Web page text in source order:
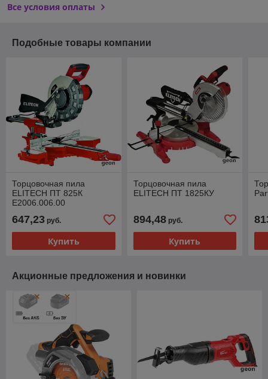
Все условия оплаты
Подобные товары компании
Торцовочная пила
ELITECH ПТ 825К
E2006.006.00
647,23 руб.
Купить
Торцовочная пила
ELITECH ПТ 1825КУ
894,48руб.
Купить
Акционные предложения и новинки